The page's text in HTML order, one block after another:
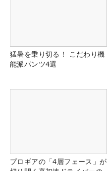
猛暑を乗り切る！ こだわり機
能派パンツ4選
プロギアの「4層フェース」が